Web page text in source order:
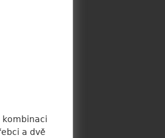
kombinaci
a dvě